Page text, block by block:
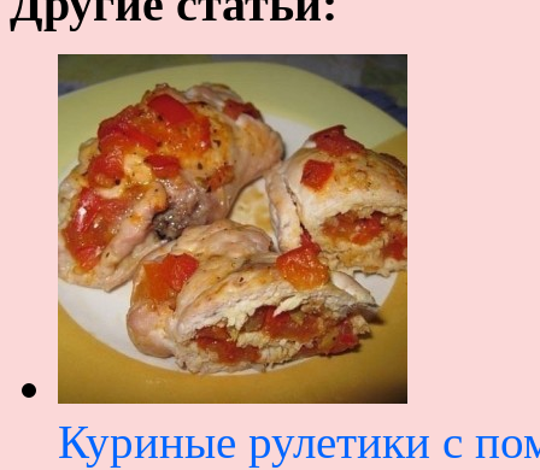
Куриные рулетики с